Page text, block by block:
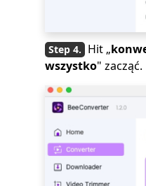
Hit „
wszystko" zacząć.